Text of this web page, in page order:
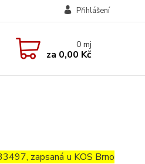
Přihlášení
0mj
za 0,00 Kč
zapsaná u KOS Brno